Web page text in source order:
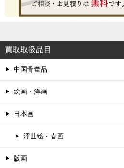
買取取扱品目
中国骨董品
絵画・洋画
日本画
浮世絵・春画
版画